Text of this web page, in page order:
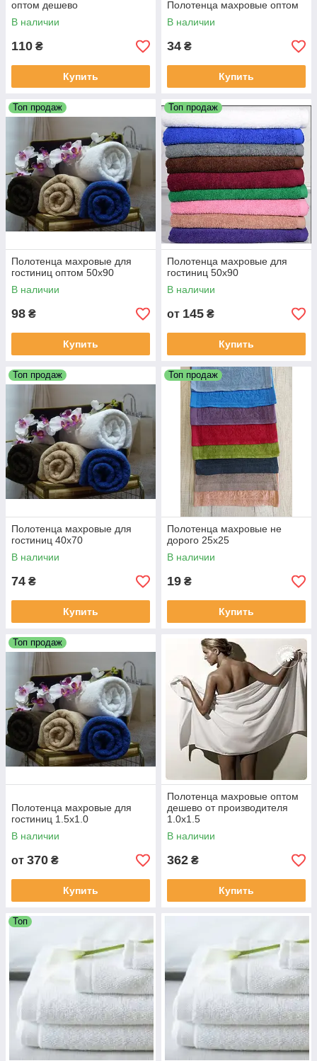
оптом дешево
В наличии
110 ₴
Купить
Полотенца махровые оптом
В наличии
34 ₴
Купить
Топ продаж
Полотенца махровые для
гостиниц оптом 50х90
В наличии
98 ₴
Купить
Топ продаж
Полотенца махровые для
гостиниц 50х90
В наличии
от 145 ₴
Купить
Топ продаж
Полотенца махровые для
гостиниц 40х70
В наличии
74 ₴
Купить
Топ продаж
Полотенца махровые не
дорого 25х25
В наличии
19 ₴
Купить
Топ продаж
Полотенца махровые для
гостиниц 1.5х1.0
В наличии
от 370 ₴
Купить
Полотенца махровые оптом
дешево от производителя
1.0х1.5
В наличии
362 ₴
Купить
Топ